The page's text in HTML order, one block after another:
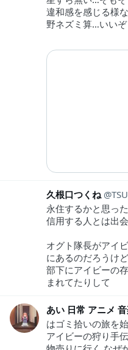
違和感を感じる様
野ネズミ算…いい
久根口つくね
永住するかと思っ
信用する人とは出
オグト隊長がアイ
にあるのだろうけ
部下にアイビーの
まれてたりして
はゴミ拾いの旅を
アイビーの狩り手